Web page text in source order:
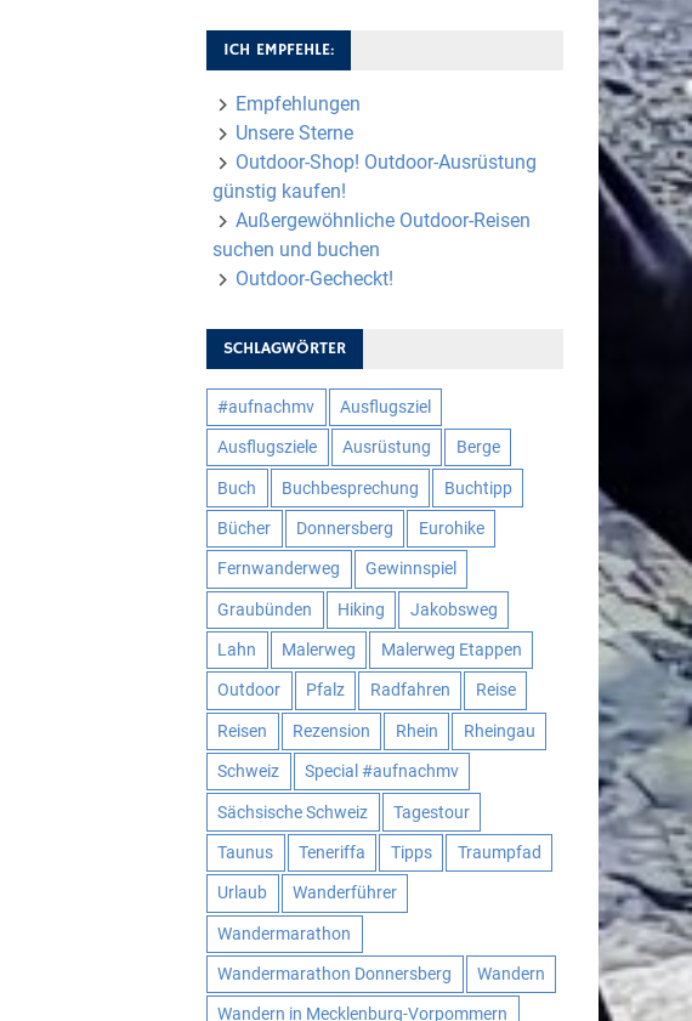
ICH EMPFEHLE:
Empfehlungen
Unsere Sterne
Outdoor-Shop! Outdoor-Ausrüstung
günstig kaufen!
Außergewöhnliche Outdoor-Reisen
suchen und buchen
Outdoor-Gecheckt!
SCHLAGWÖRTER
#aufnachmv Ausflugsziel
Ausflugsziele Ausrüstung Berge
Buch Buchbesprechung Buchtipp
Bücher Donnersberg Eurohike
Fernwanderweg Gewinnspiel
Graubünden Hiking Jakobsweg
Lahn Malerweg Malerweg Etappen
Outdoor Pfalz Radfahren Reise
Reisen Rezension Rhein Rheingau
Schweiz Special #aufnachmv
Sächsische Schweiz Tagestour
Taunus Teneriffa Tipps Traumpfad
Urlaub Wanderführer
Wandermarathon
Wandermarathon Donnersberg Wandern
Wandern in Mecklenburg-Vorpommern